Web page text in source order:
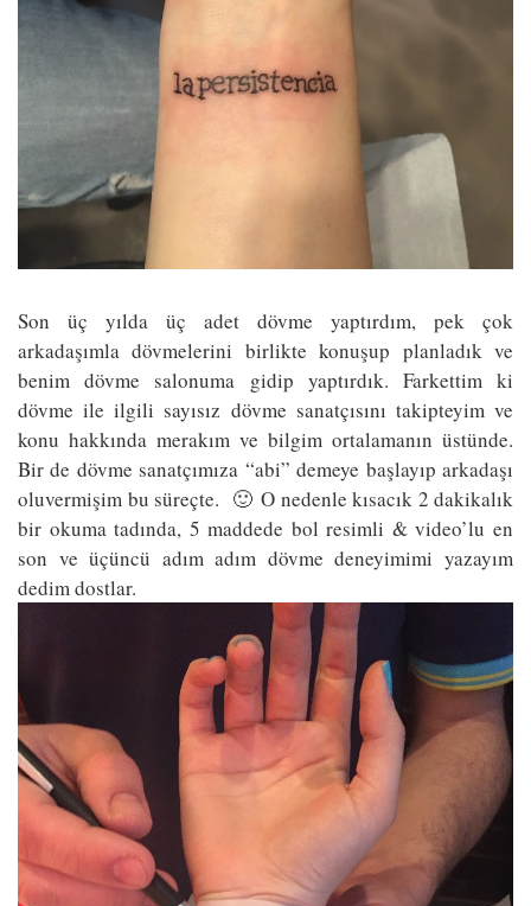
Son üç yılda üç adet dövme yaptırdım, pek çok
arkadaşımla dövmelerini birlikte konuşup planladık ve
benim dövme salonuma gidip yaptırdık. Farkettim ki
dövme ile ilgili sayısız dövme sanatçısını takipteyim ve
konu hakkında merakım ve bilgim ortalamanın üstünde.
Bir de dövme sanatçımıza “abi” demeye başlayıp arkadaşı
oluvermişim bu süreçte. 🙂 O nedenle kısacık 2 dakikalık
bir okuma tadında, 5 maddede bol resimli & video’lu en
son ve üçüncü adım adım dövme deneyimimi yazayım
dedim dostlar.